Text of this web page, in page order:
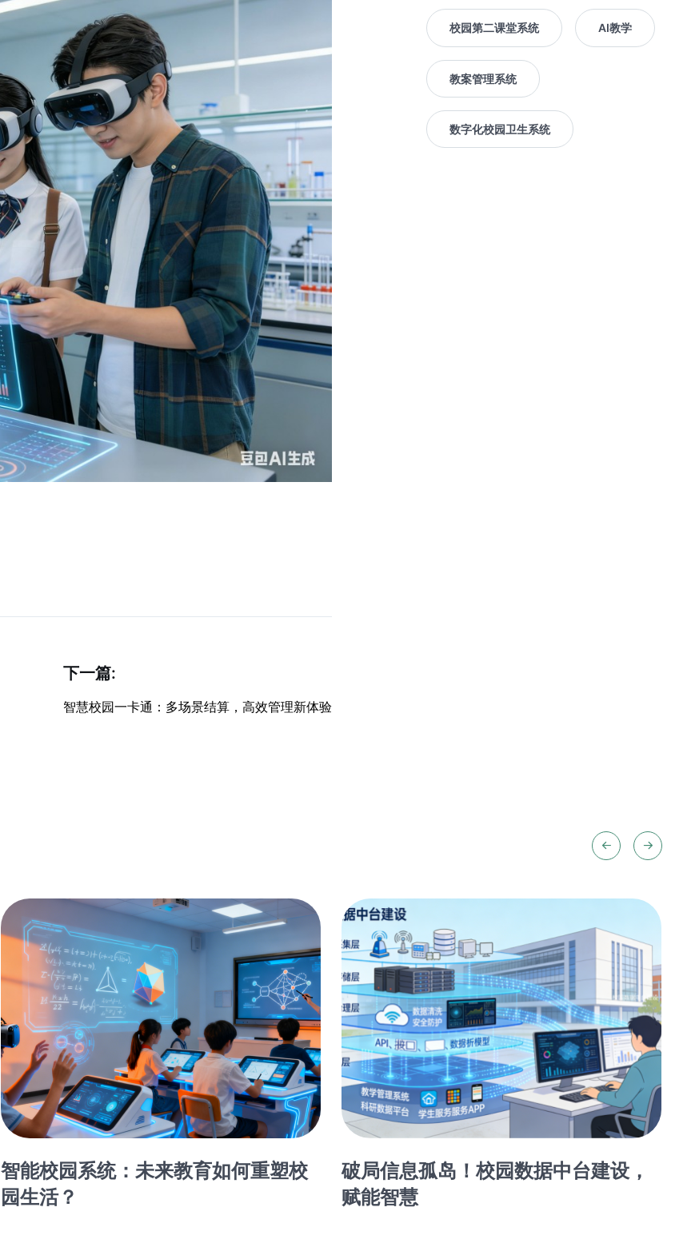
下一篇:
智慧校园一卡通：多场景结算，高效管理新体验
校园第二课堂系统 AI教学
教案管理系统
数字化校园卫生系统
智能校园系统：未来教育如何重塑校
园生活？
破局信息孤岛！校园数据中台建设，
赋能智慧